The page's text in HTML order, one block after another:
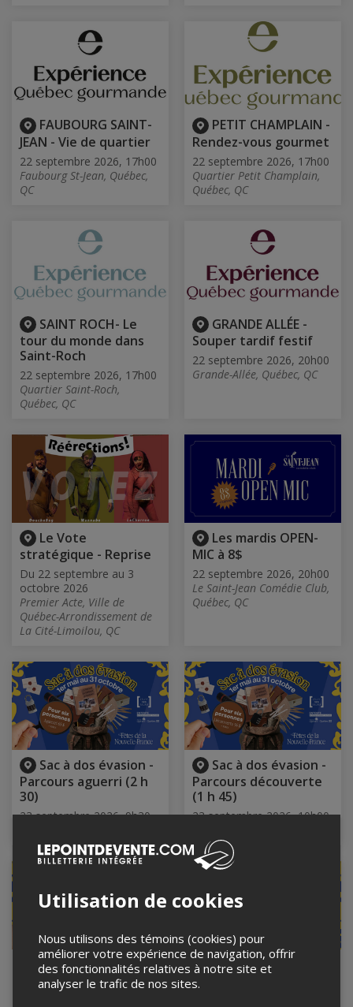
FAUBOURG SAINT-
JEAN - Vie de quartier
22 septembre 2026, 17h00
Faubourg St-Jean, Québec,
QC
PETIT CHAMPLAIN -
Rendez-vous gourmet
22 septembre 2026, 17h00
Quartier Petit Champlain,
Québec, QC
SAINT ROCH- Le
tour du monde dans
Saint-Roch
22 septembre 2026, 17h00
Quartier Saint-Roch,
Québec, QC
GRANDE ALLÉE -
Souper tardif festif
22 septembre 2026, 20h00
Grande-Allée, Québec, QC
Le Vote
stratégique - Reprise
Du 22 septembre au 3
octobre 2026
Premier Acte, Ville de
Québec-Arrondissement de
La Cité-Limoilou, QC
Les mardis OPEN-
MIC à 8$
22 septembre 2026, 20h00
Le Saint-Jean Comédie Club,
Québec, QC
Sac à dos évasion -
Parcours aguerri (2 h
30)
23 septembre 2026, 9h30
Sac à dos évasion -
Parcours découverte
(1 h 45)
23 septembre 2026, 10h00
Sac à dos évasion -
Parcours aguerri (2 h
Sac à dos évasion -
Parcours découverte
Utilisation de cookies
Nous utilisons des témoins (cookies) pour
améliorer votre expérience de navigation, offrir
des fonctionnalités relatives à notre site et
analyser le trafic de nos sites.